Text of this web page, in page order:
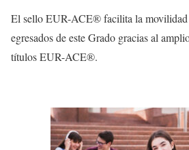
El sello EUR-ACE® facilita la movilidad
egresados de este Grado gracias al
títulos EUR-ACE®.